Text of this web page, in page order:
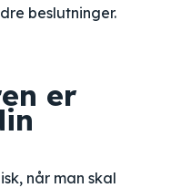
beslutninger.
er
når man skal